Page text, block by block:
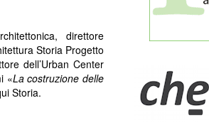
direttore
Storia Progetto
dell’Urban Center
«La costruzione delle
Storia.